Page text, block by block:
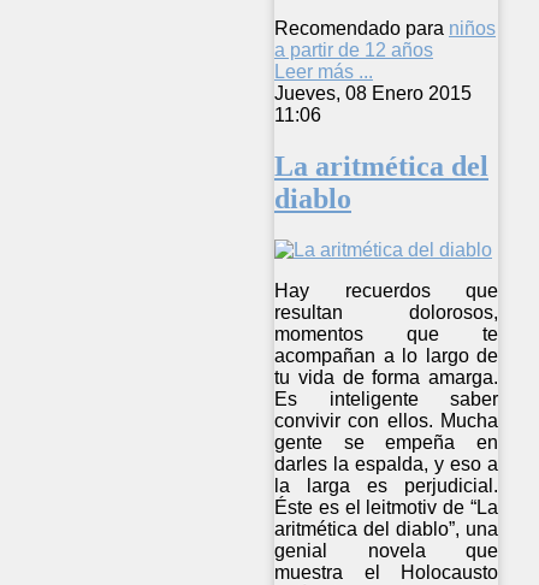
Recomendado para niños
a partir de 12 años
Leer más ...
Jueves, 08 Enero 2015
11:06
La aritmética del
diablo
Hay recuerdos que
resultan dolorosos,
momentos que te
acompañan a lo largo de
tu vida de forma amarga.
Es inteligente saber
convivir con ellos. Mucha
gente se empeña en
darles la espalda, y eso a
la larga es perjudicial.
Éste es el leitmotiv de “La
aritmética del diablo”, una
genial novela que
muestra el Holocausto